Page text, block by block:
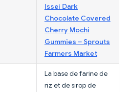
Issei Dark
Chocolate Covered
Cherry Mochi
Gummies – Sprouts
Farmers Market
La base de farine de
riz et de sirop de